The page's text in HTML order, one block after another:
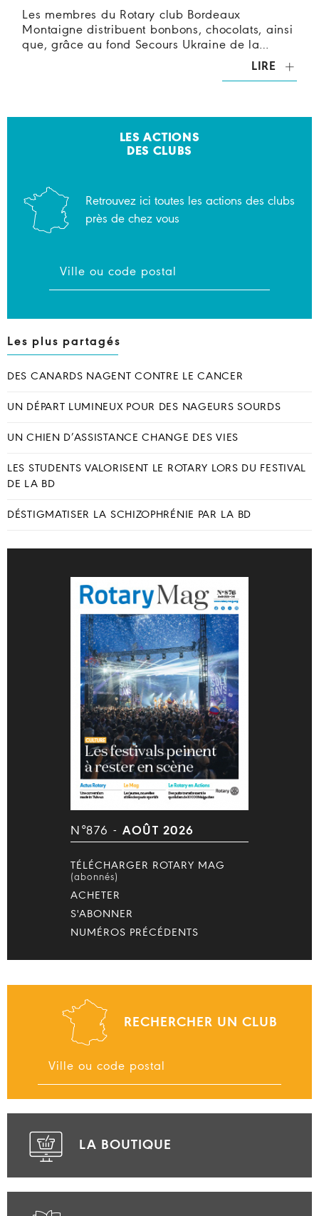
Les membres du Rotary club Bordeaux
Montaigne distribuent bonbons, chocolats, ainsi
que, grâce au fond Secours Ukraine de la…
LIRE
LES ACTIONS
DES CLUBS
Retrouvez ici toutes les actions des clubs
près de chez vous
Les plus partagés
DES CANARDS NAGENT CONTRE LE CANCER
UN DÉPART LUMINEUX POUR DES NAGEURS SOURDS
UN CHIEN D’ASSISTANCE CHANGE DES VIES
LES STUDENTS VALORISENT LE ROTARY LORS DU FESTIVAL
DE LA BD
DÉSTIGMATISER LA SCHIZOPHRÉNIE PAR LA BD
N°876 - AOÛT 2026
TÉLÉCHARGER ROTARY MAG
(abonnés)
ACHETER
S'ABONNER
NUMÉROS PRÉCÉDENTS
RECHERCHER UN CLUB
LA BOUTIQUE